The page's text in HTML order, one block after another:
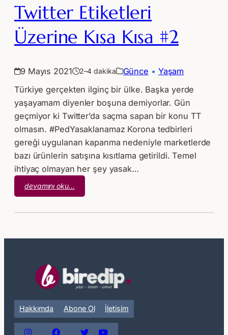
Twitter Etiketleri
Üzerine Kısa Kısa #2
9 Mayıs 2021 2–4 dakika Günce • Yaşam
Türkiye gerçekten ilginç bir ülke. Başka yerde
yaşayamam diyenler boşuna demiyorlar. Gün
geçmiyor ki Twitter’da saçma sapan bir konu TT
olmasın. #PedYasaklanamaz Korona tedbirleri
gereği uygulanan kapanma nedeniyle marketlerde
bazı ürünlerin satışına kısıtlama getirildi. Temel
ihtiyaç olmayan her şey yasak…
devamını oku…
Twitter
Kısa
Hakkımda Abone Ol İletişim